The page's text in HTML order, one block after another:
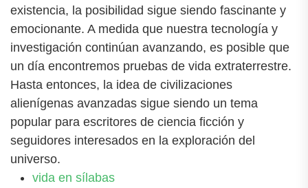
existencia, la posibilidad sigue siendo fascinante y
emocionante. A medida que nuestra tecnología y
investigación continúan avanzando, es posible que
un día encontremos pruebas de vida extraterrestre.
Hasta entonces, la idea de civilizaciones
alienígenas avanzadas sigue siendo un tema
popular para escritores de ciencia ficción y
seguidores interesados ​​en la exploración del
universo.
vida en sílabas